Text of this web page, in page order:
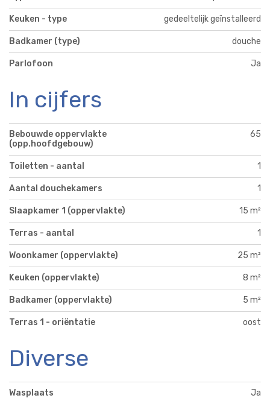
Keuken - type gedeeltelijk geïnstalleerd
Badkamer (type) douche
Parlofoon Ja
In cijfers
Bebouwde oppervlakte
(opp.hoofdgebouw)
65
Toiletten - aantal 1
Aantal douchekamers 1
Slaapkamer 1 (oppervlakte) 15 m²
Terras - aantal 1
Woonkamer (oppervlakte) 25 m²
Keuken (oppervlakte) 8 m²
Badkamer (oppervlakte) 5 m²
Terras 1 - oriëntatie oost
Diverse
Wasplaats Ja